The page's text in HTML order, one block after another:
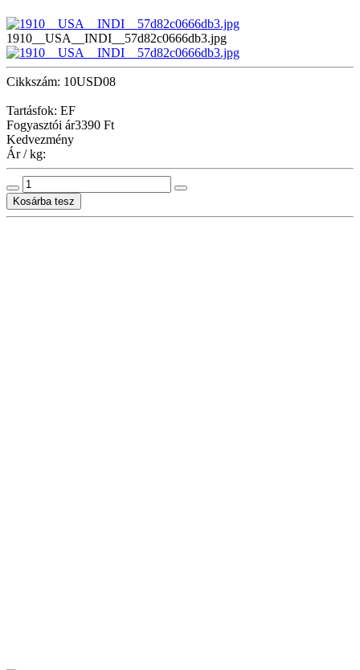
1910__USA__INDI__57d82c0666db3.jpg
Cikkszám: 10USD08
Tartásfok: EF
Fogyasztói ár3390 Ft
Kedvezmény
Ár / kg: